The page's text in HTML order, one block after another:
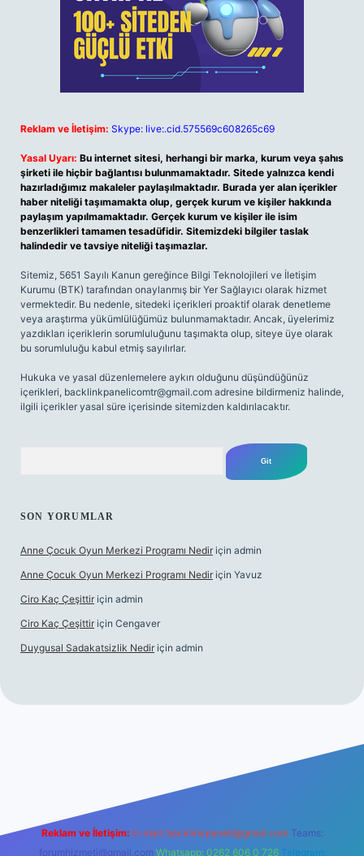
Reklam ve İletişim: Skype: live:.cid.575569c608265c69
Yasal Uyarı: Bu internet sitesi, herhangi bir marka, kurum veya şahıs
şirketi ile hiçbir bağlantısı bulunmamaktadır. Sitede yalnızca kendi
hazırladığımız makaleler paylaşılmaktadır. Burada yer alan içerikler
haber niteliği taşımamakta olup, gerçek kurum ve kişiler hakkında
paylaşım yapılmamaktadır. Gerçek kurum ve kişiler ile isim
benzerlikleri tamamen tesadüfidir. Sitemizdeki bilgiler taslak
halindedir ve tavsiye niteliği taşımazlar.
Sitemiz, 5651 Sayılı Kanun gereğince Bilgi Teknolojileri ve İletişim
Kurumu (BTK) tarafından onaylanmış bir Yer Sağlayıcı olarak hizmet
vermektedir. Bu nedenle, sitedeki içerikleri proaktif olarak denetleme
veya araştırma yükümlülüğümüz bulunmamaktadır. Ancak, üyelerimiz
yazdıkları içeriklerin sorumluluğunu taşımakta olup, siteye üye olarak
bu sorumluluğu kabul etmiş sayılırlar.
Hukuka ve yasal düzenlemelere aykırı olduğunu düşündüğünüz
içerikleri, backlinkpanelicomtr@gmail.com adresine bildirmeniz halinde,
ilgili içerikler yasal süre içerisinde sitemizden kaldırılacaktır.
SON YORUMLAR
Anne Çocuk Oyun Merkezi Programı Nedir için admin
Anne Çocuk Oyun Merkezi Programı Nedir için Yavuz
Ciro Kaç Çeşittir için admin
Ciro Kaç Çeşittir için Cengaver
Duygusal Sadakatsizlik Nedir için admin
elexbetgiris.org
Reklam ve İletişim: E-mail: backlinkpaneli@gmail.com Teams:
forumhizmeti@gmail.com Whatsapp: 0262 606 0 726 Telegram: